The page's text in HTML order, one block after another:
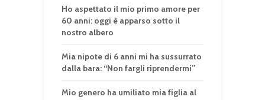
Ho aspettato il mio primo amore per
60 anni: oggi è apparso sotto il
nostro albero
Mia nipote di 6 anni mi ha sussurrato
dalla bara: “Non fargli riprendermi”
Mio genero ha umiliato mia figlia al